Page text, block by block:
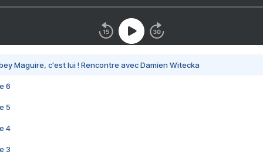
Maguire, c'est lui ! Rencontre avec Damien Witecka
6
5
4
3